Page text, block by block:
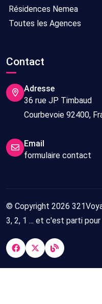
Résidences Nemea
Toutes les Agences
Contact
Adresse
36 rue JP Timbaud
Courbevoie 92400,
Email
formulaire contact
© Copyright 2026
3, 2, 1 ... et c'est parti